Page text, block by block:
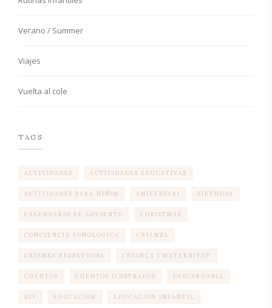
Verano / Summer
Viajes
Vuelta al cole
TAGS
ACTIVIDADES ACTIVIDADES EDUCATIVAS
ACTIVIDADES PARA NIÑOS ANIVERSARI BIRTHDAY
CALENDARIO DE ADVIENTO CHRISTMAS
CONCIENCIA FONOLOGICA CRIANZA
CRIANZA RESPETUOSA CRIANÇA I MATERNITAT
CUENTOS CUENTOS ILUSTRADOS DESCARGABLE
DIY EDUCACION EDUCACION INFANTIL